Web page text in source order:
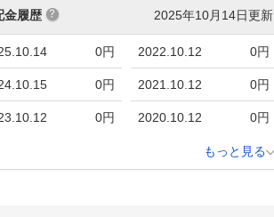
2025年10月14日更新
金履歴
0円
0円
0円
2022.10.12 0円
2021.10.12 0円
2020.10.12 0円
もっと見る